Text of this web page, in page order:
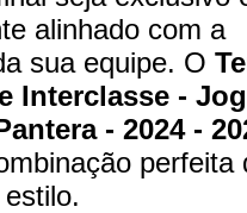
alinhado com a
sua equipe. O
Interclasse -
- 2024 -
perfeita